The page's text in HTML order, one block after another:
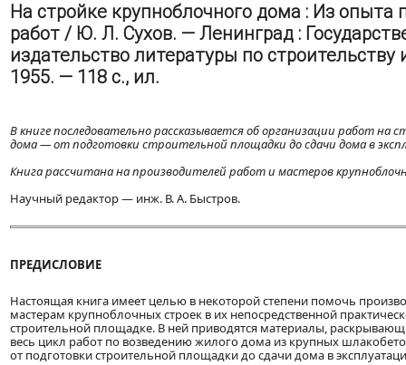
На стройке крупноблочного дома : Из опыта
работ / Ю. Л. Сухов. — Ленинград :
издательство литературы по строительству
1955. — 118 с., ил.
В книге последовательно рассказывается об организации работ на
дома — от подготовки строительной площадки до сдачи дома в
Книга рассчитана на производителей работ и мастеров
Научный редактор — инж. В. А. Быстров.
ПРЕДИСЛОВИЕ
Настоящая книга имеет целью в некоторой степени помочь
мастерам крупноблочных строек в их непосредственной
строительной площадке. В ней приводятся материалы,
весь цикл работ по возведению жилого дома из крупных
от подготовки строительной площадки до сдачи дома в